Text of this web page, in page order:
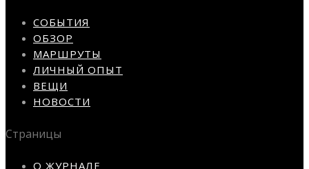
СОБЫТИЯ
ОБЗОР
МАРШРУТЫ
ЛИЧНЫЙ ОПЫТ
ВЕЩИ
НОВОСТИ
Страницы
О ЖУРНАЛЕ